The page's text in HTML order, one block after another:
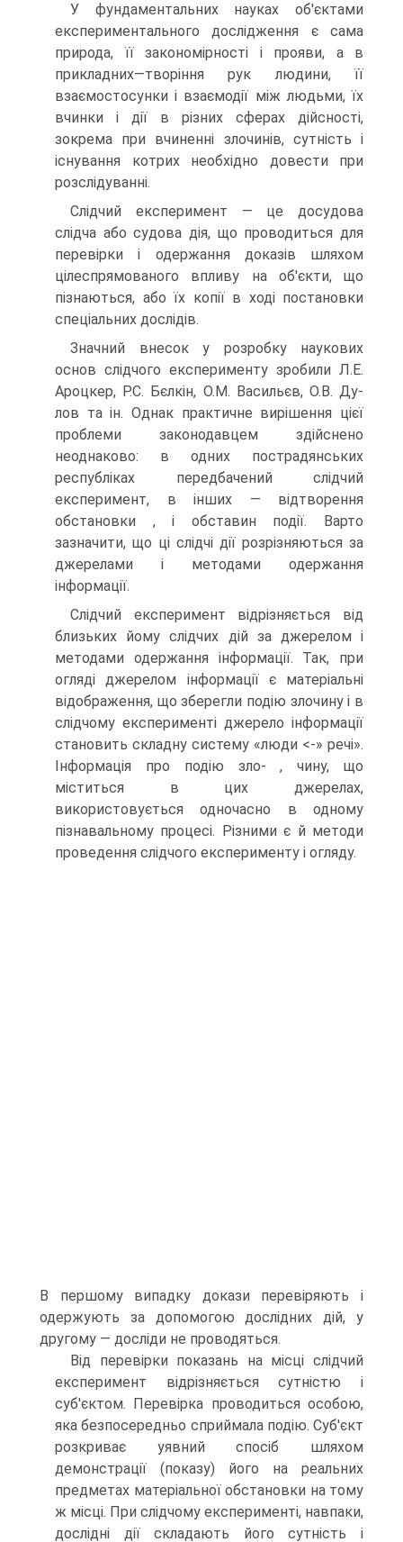
У фундаментальних науках об'єктами
експериментального дослідження є сама
природа, її закономірності і прояви, а в
прикладних—творіння рук людини, її
взаємостосунки і взаємодії між людьми, їх
вчинки і дії в різних сферах дійсності,
зокрема при вчиненні злочинів, сутність і
існування котрих необхідно довести при
розслідуванні.
Слідчий експеримент — це досудова
слідча або судова дія, що проводиться для
перевірки і одержання доказів шляхом
цілеспрямованого впливу на об'єкти, що
пізнаються, або їх копії в ході постановки
спеціальних дослідів.
Значний внесок у розробку наукових
основ слідчого експерименту зробили Л.Е.
Ароцкер, Р.С. Бєлкін, О.М. Васильєв, О.В. Ду-
лов та ін. Однак практичне вирішення цієї
проблеми законодавцем здійснено
неоднаково: в одних пострадянських
республіках передбачений слідчий
експеримент, в інших — відтворення
обстановки , і обставин події. Варто
зазначити, що ці слідчі дії розрізняються за
джерелами і методами одержання
інформації.
Слідчий експеримент відрізняється від
близьких йому слідчих дій за джерелом і
методами одержання інформації. Так, при
огляді джерелом інформації є матеріальні
відображення, що зберегли подію злочину і в
слідчому експерименті джерело інформації
становить складну систему «люди <-» речі».
Інформація про подію зло- , чину, що
міститься в цих джерелах,
використовується одночасно в одному
пізнавальному процесі. Різними є й методи
проведення слідчого експерименту і огляду.
В першому випадку докази перевіряють і
одержують за допомогою дослідних дій, у
другому — досліди не проводяться.
Від перевірки показань на місці слідчий
експеримент відрізняється сутністю і
суб'єктом. Перевірка проводиться особою,
яка безпосередньо сприймала подію. Суб'єкт
розкриває уявний спосіб шляхом
демонстрації (показу) його на реальних
предметах матеріальної обстановки на тому
ж місці. При слідчому експерименті, навпаки,
дослідні дії складають його сутність і